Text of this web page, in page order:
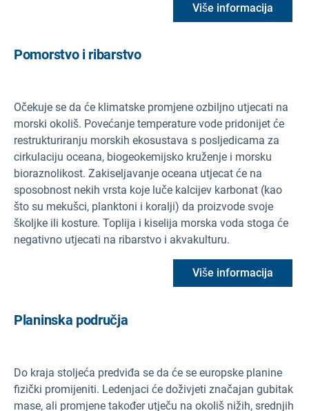
Više informacija
Pomorstvo i ribarstvo
Očekuje se da će klimatske promjene ozbiljno utjecati na
morski okoliš. Povećanje temperature vode pridonijet će
restrukturiranju morskih ekosustava s posljedicama za
cirkulaciju oceana, biogeokemijsko kruženje i morsku
bioraznolikost. Zakiseljavanje oceana utjecat će na
sposobnost nekih vrsta koje luče kalcijev karbonat (kao
što su mekušci, planktoni i koralji) da proizvode svoje
školjke ili kosture. Toplija i kiselija morska voda stoga će
negativno utjecati na ribarstvo i akvakulturu.
Više informacija
Planinska područja
Do kraja stoljeća predviđa se da će se europske planine
fizički promijeniti. Ledenjaci će doživjeti značajan gubitak
mase, ali promjene također utječu na okoliš nižih, srednjih